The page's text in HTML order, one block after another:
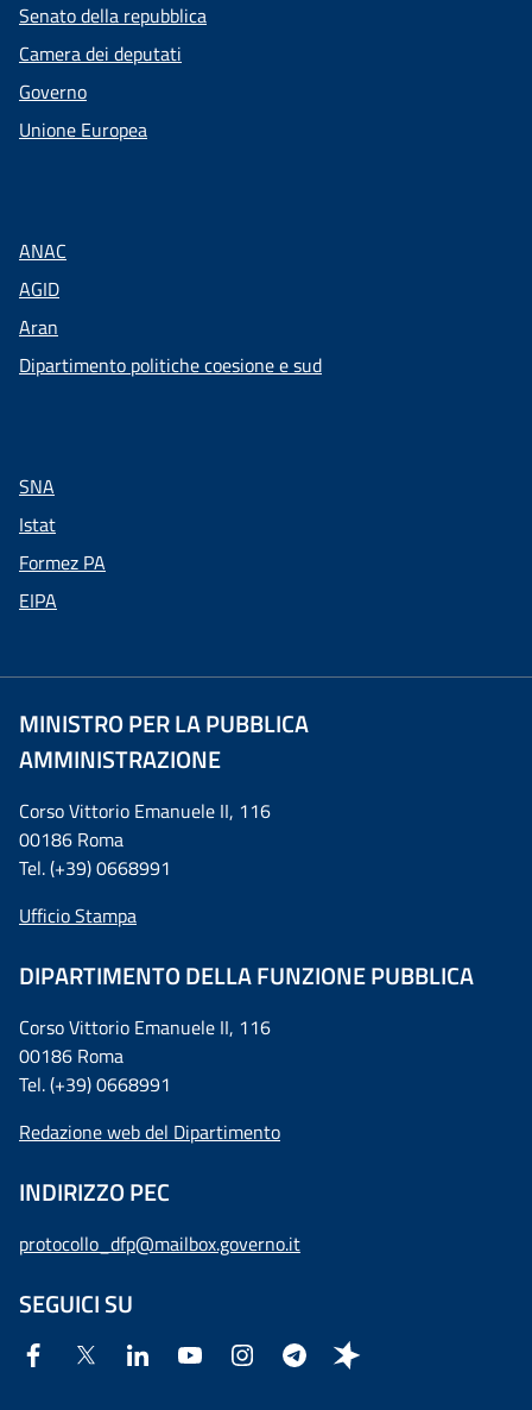
Senato della repubblica
Camera dei deputati
Governo
Unione Europea
ANAC
AGID
Aran
Dipartimento politiche coesione e sud
SNA
Istat
Formez PA
EIPA
MINISTRO PER LA PUBBLICA
AMMINISTRAZIONE
Corso Vittorio Emanuele II, 116
00186 Roma
Tel. (+39) 0668991
Ufficio Stampa
DIPARTIMENTO DELLA FUNZIONE PUBBLICA
Corso Vittorio Emanuele II, 116
00186 Roma
Tel. (+39) 0668991
Redazione web del Dipartimento
INDIRIZZO PEC
protocollo_dfp@mailbox.governo.it
SEGUICI SU